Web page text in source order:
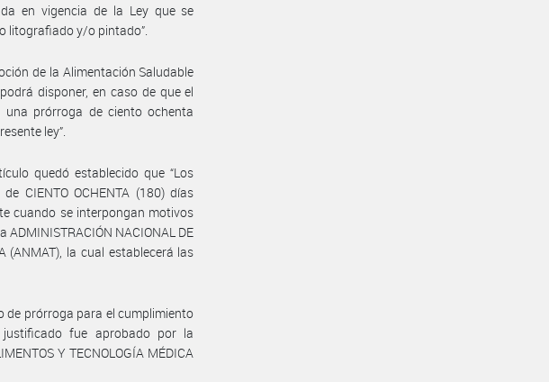
en vigencia de la Ley que se
litografiado y/o pintado”.
de la Alimentación Saludable
disponer, en caso de que el
prórroga de ciento ochenta
ley”.
quedó establecido que “Los
CIENTO OCHENTA (180) días
cuando se interpongan motivos
NACIONAL DE
(ANMAT), la cual establecerá las
de prórroga para el cumplimiento
fue aprobado por la
Y TECNOLOGÍA MÉDICA